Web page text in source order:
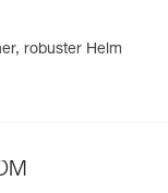
robuster Helm